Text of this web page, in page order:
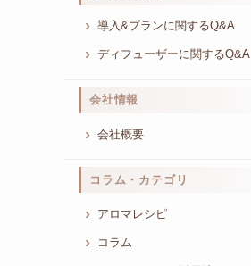
導入&プランに関するQ&A
ディフューザーに関するQ&A
会社情報
会社概要
コラム・カテゴリ
アロマレシピ
コラム